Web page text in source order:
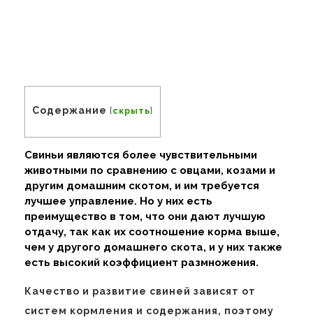
Содержание [скрыть]
Свиньи являются более чувствительными
животными по сравнению с овцами, козами и
другим домашним скотом, и им требуется
лучшее управление. Но у них есть
преимущество в том, что они дают лучшую
отдачу, так как их соотношение корма выше,
чем у другого домашнего скота, и у них также
есть высокий коэффициент размножения.
Качество и развитие свиней зависят от
систем кормления и содержания, поэтому